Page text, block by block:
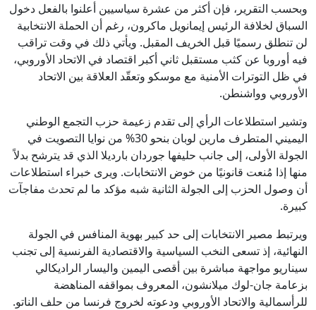
وبحسب التقرير، فإن أكثر من عشرة سياسيين أعلنوا بالفعل دخول
السباق لخلافة الرئيس إيمانويل ماكرون، رغم أن الحملة الانتخابية
لن تنطلق رسميًا قبل الخريف المقبل. ويأتي ذلك في وقت تراقب
فيه أوروبا عن كثب مستقبل ثاني أكبر اقتصاد في الاتحاد الأوروبي،
في ظل التوترات الأمنية مع موسكو وتعقّد العلاقة بين الاتحاد
الأوروبي وواشنطن.
وتشير استطلاعات الرأي إلى تقدم زعيمة حزب التجمع الوطني
اليميني المتطرف مارين لوبان بنحو 30% من نوايا التصويت في
الجولة الأولى، إلى جانب حليفها جوردان بارديلا الذي قد يترشح بدلاً
منها إذا مُنعت قانونيًا من خوض الانتخابات. ويرى خبراء استطلاعات
أن وصول الحزب إلى الجولة الثانية شبه مؤكد ما لم تحدث مفاجآت
كبيرة.
ويرتبط مصير الانتخابات إلى حد كبير بهوية المنافس في الجولة
النهائية، إذ تسعى النخب السياسية والاقتصادية الفرنسية إلى تجنب
سيناريو مواجهة مباشرة بين أقصى اليمين واليسار الراديكالي
بزعامة جان-لوك ميلانشون، المعروف بمواقفه المناهضة
للرأسمالية والاتحاد الأوروبي ودعوته لخروج فرنسا من حلف الناتو.